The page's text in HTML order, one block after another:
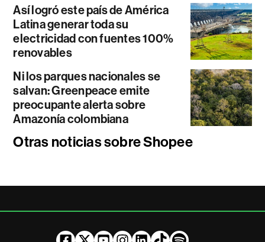
Así logró este país de América
Latina generar toda su
electricidad con fuentes 100%
renovables
Ni los parques nacionales se
salvan: Greenpeace emite
preocupante alerta sobre
Amazonía colombiana
Otras noticias sobre Shopee